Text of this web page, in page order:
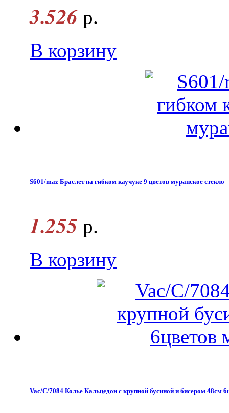
3.526 р.
В корзину
S601/maz Браслет на гибком каучуке 9 цветов муранское стекло
1.255 р.
В корзину
Vac/С/7084 Колье Кальцедон с крупной бусиной и бисером 48см